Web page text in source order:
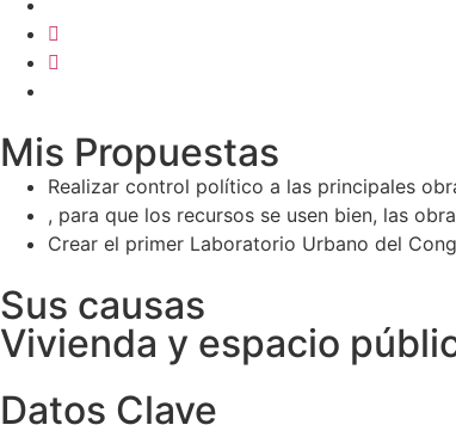
Mis Propuestas
Realizar control político a las principales
, para que los recursos se usen bien, las
Crear el primer Laboratorio Urbano del
Sus causas
Vivienda y espacio
Datos Clave